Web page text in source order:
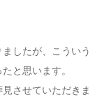
したが、こういう
と思います。
させていただきま